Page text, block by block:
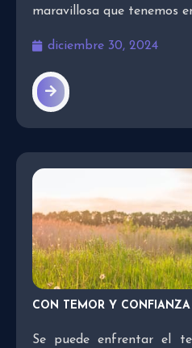
maravillosa que tenemos
diciembre 30, 2024
CON TEMOR Y CONFIANZA
Se puede enfrentar el